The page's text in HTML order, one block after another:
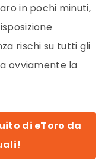
in pochi minuti,
rischi su tutti gli
ovviamente la
di eToro da